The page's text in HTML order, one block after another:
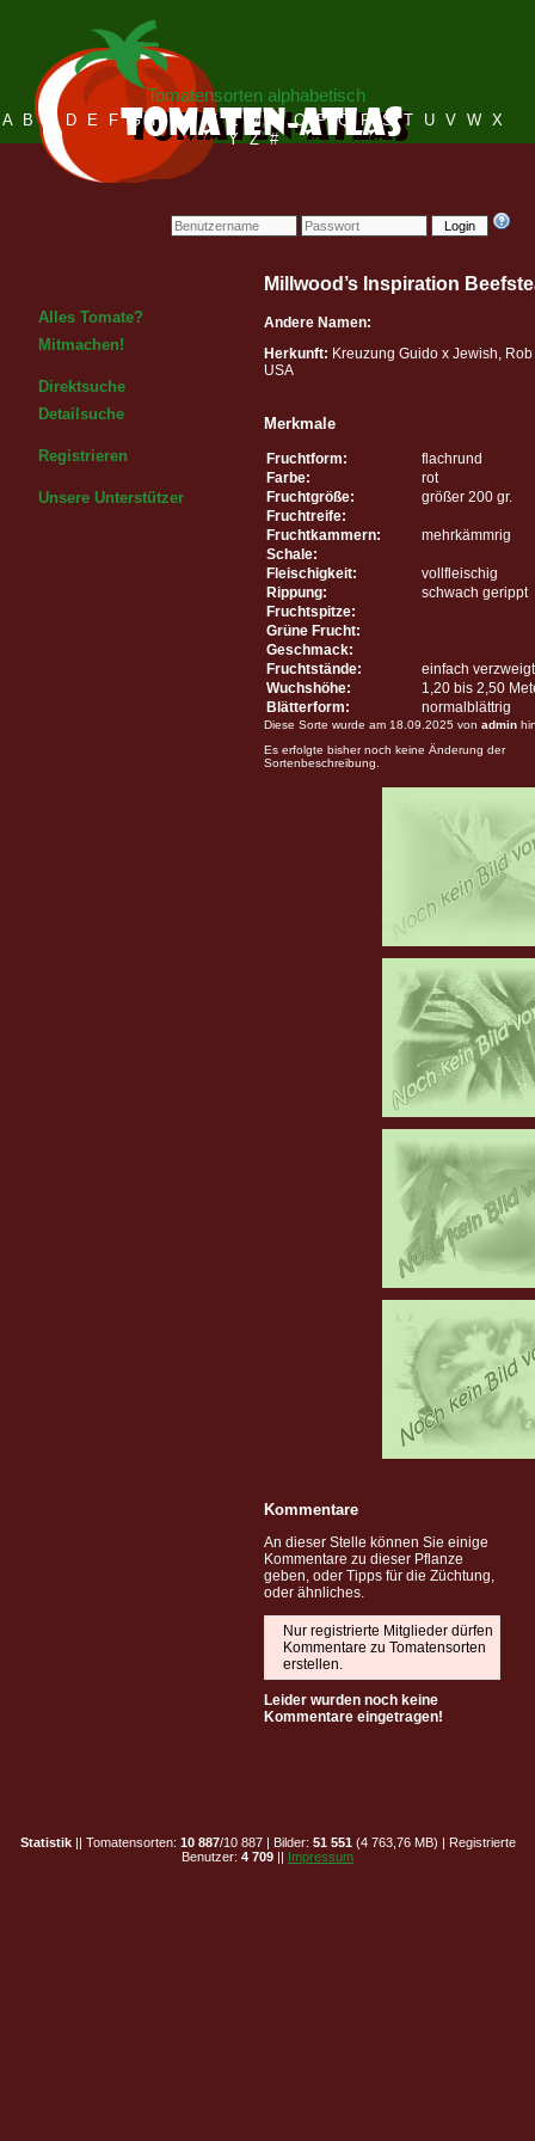
Login
Tomatensorten alphabetisch
A B C D E F G H I J K L M N O P Q R S T U V W X
Y Z #
Alles Tomate?
Mitmachen!
Direktsuche
Detailsuche
Registrieren
Unsere Unterstützer
Millwood’s Inspiration
Andere Namen:
Herkunft: Kreuzung Guido x Jewish,
USA
Merkmale
Fruchtform:
flachrund
Farbe:
rot
Fruchtgröße:
größer 200 gr.
Fruchtreife:
Fruchtkammern:
mehrkämmrig
Schale:
Fleischigkeit:
vollfleischig
Rippung:
schwach gerippt
Fruchtspitze:
Grüne Frucht:
Geschmack:
Fruchtstände:
einfach verzweigt
Wuchshöhe:
1,20 bis 2,50
Blätterform:
normalblättrig
Diese Sorte wurde am 18.09.2025 von admin
Es erfolgte bisher noch keine Änderung der
Sortenbeschreibung.
Kommentare
An dieser Stelle können Sie einige
Kommentare zu dieser Pflanze
geben, oder Tipps für die Züchtung,
oder ähnliches.
Nur registrierte Mitglieder dürfen
Kommentare zu Tomatensorten
erstellen.
Leider wurden noch keine
Kommentare eingetragen!
Statistik|| Tomatensorten: 10 887/10 887 | Bilder: 51 551 (4 763,76 MB) | Registrierte
Benutzer: 4 709 || Impressum